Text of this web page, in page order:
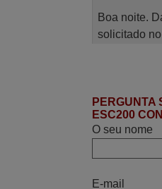
Boa noite.
solicitado
o meu
minha
encomenda,
clareza de
MÁXIMA DE
PERGUNTA
ESC200
O seu nome
E-mail